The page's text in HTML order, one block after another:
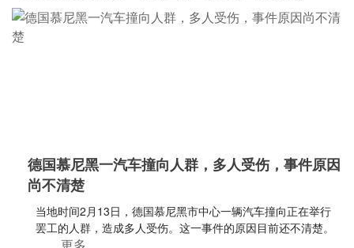
德国慕尼黑一汽车撞向人群，多人受伤，事件原因
尚不清楚
当地时间2月13日，德国慕尼黑市中心一辆汽车撞向正在举行
罢工的人群，造成多人受伤。这一事件的原因目前还不清楚。